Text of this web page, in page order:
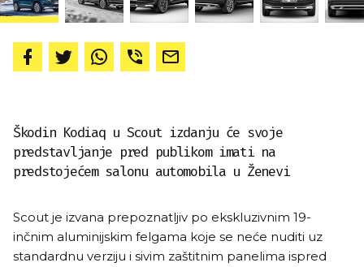
Škodin Kodiaq u Scout izdanju će svoje
predstavljanje pred publikom imati na
predstojećem salonu automobila u Ženevi
Scout je izvana prepoznatljiv po ekskluzivnim 19-
inčnim aluminijskim felgama koje se neće nuditi uz
standardnu verziju i sivim zaštitnim panelima ispred